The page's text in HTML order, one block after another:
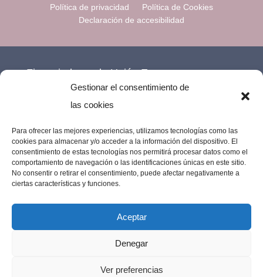
Gestionar el consentimiento de
las cookies
Para ofrecer las mejores experiencias, utilizamos tecnologías como las
cookies para almacenar y/o acceder a la información del dispositivo. El
consentimiento de estas tecnologías nos permitirá procesar datos como el
comportamiento de navegación o las identificaciones únicas en este sitio.
No consentir o retirar el consentimiento, puede afectar negativamente a
ciertas características y funciones.
Aceptar
Denegar
Ver preferencias
Política de privacidad
Política de Cookies
Declaración de accesibilidad
Financiado por la Unión Europea –
NextGenerationEU.
Imprenta Los Remedios © 2023 | Todos los